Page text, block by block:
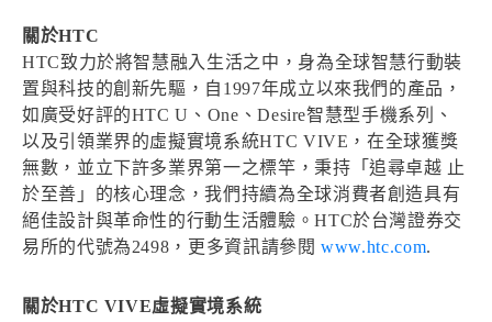
關於HTC
HTC致力於將智慧融入生活之中，身為全球智慧行動裝
置與科技的創新先驅，自1997年成立以來我們的產品，
如廣受好評的HTC U、One、Desire智慧型手機系列、
以及引領業界的虛擬實境系統HTC VIVE，在全球獲獎
無數，並立下許多業界第一之標竿，秉持「追尋卓越 止
於至善」的核心理念，我們持續為全球消費者創造具有
絕佳設計與革命性的行動生活體驗。HTC於台灣證券交
易所的代號為2498，更多資訊請參閱 www.htc.com.
關於HTC VIVE虛擬實境系統